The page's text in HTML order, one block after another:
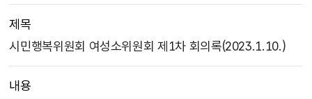
제목
시민행복위원회 여성소위원회 제1차 회의록(2023.1.10.)
내용